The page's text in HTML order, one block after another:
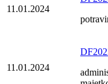
11.01.2024
11.01.2024